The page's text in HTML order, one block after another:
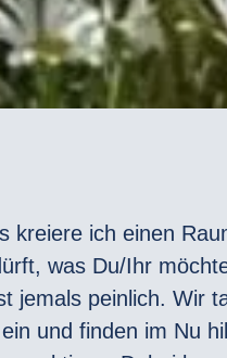
kreiere ich einen
was Du/Ihr
jemals peinlich. Wir
und finden im Nu